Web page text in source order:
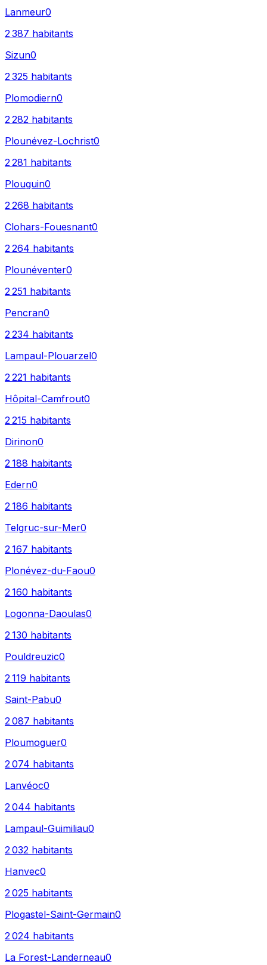
Lanmeur0
2 387 habitants
Sizun0
2 325 habitants
Plomodiern0
2 282 habitants
Plounévez-Lochrist0
2 281 habitants
Plouguin0
2 268 habitants
Clohars-Fouesnant0
2 264 habitants
Plounéventer0
2 251 habitants
Pencran0
2 234 habitants
Lampaul-Plouarzel0
2 221 habitants
Hôpital-Camfrout0
2 215 habitants
Dirinon0
2 188 habitants
Edern0
2 186 habitants
Telgruc-sur-Mer0
2 167 habitants
Plonévez-du-Faou0
2 160 habitants
Logonna-Daoulas0
2 130 habitants
Pouldreuzic0
2 119 habitants
Saint-Pabu0
2 087 habitants
Ploumoguer0
2 074 habitants
Lanvéoc0
2 044 habitants
Lampaul-Guimiliau0
2 032 habitants
Hanvec0
2 025 habitants
Plogastel-Saint-Germain0
2 024 habitants
La Forest-Landerneau0